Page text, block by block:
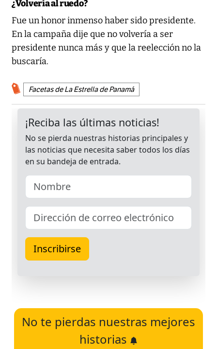
¿Volvería al ruedo?
Fue un honor inmenso haber sido presidente.
En la campaña dije que no volvería a ser
presidente nunca más y que la reelección no la
buscaría.
Facetas de La Estrella de Panamá
No te pierdas nuestras mejores
historias